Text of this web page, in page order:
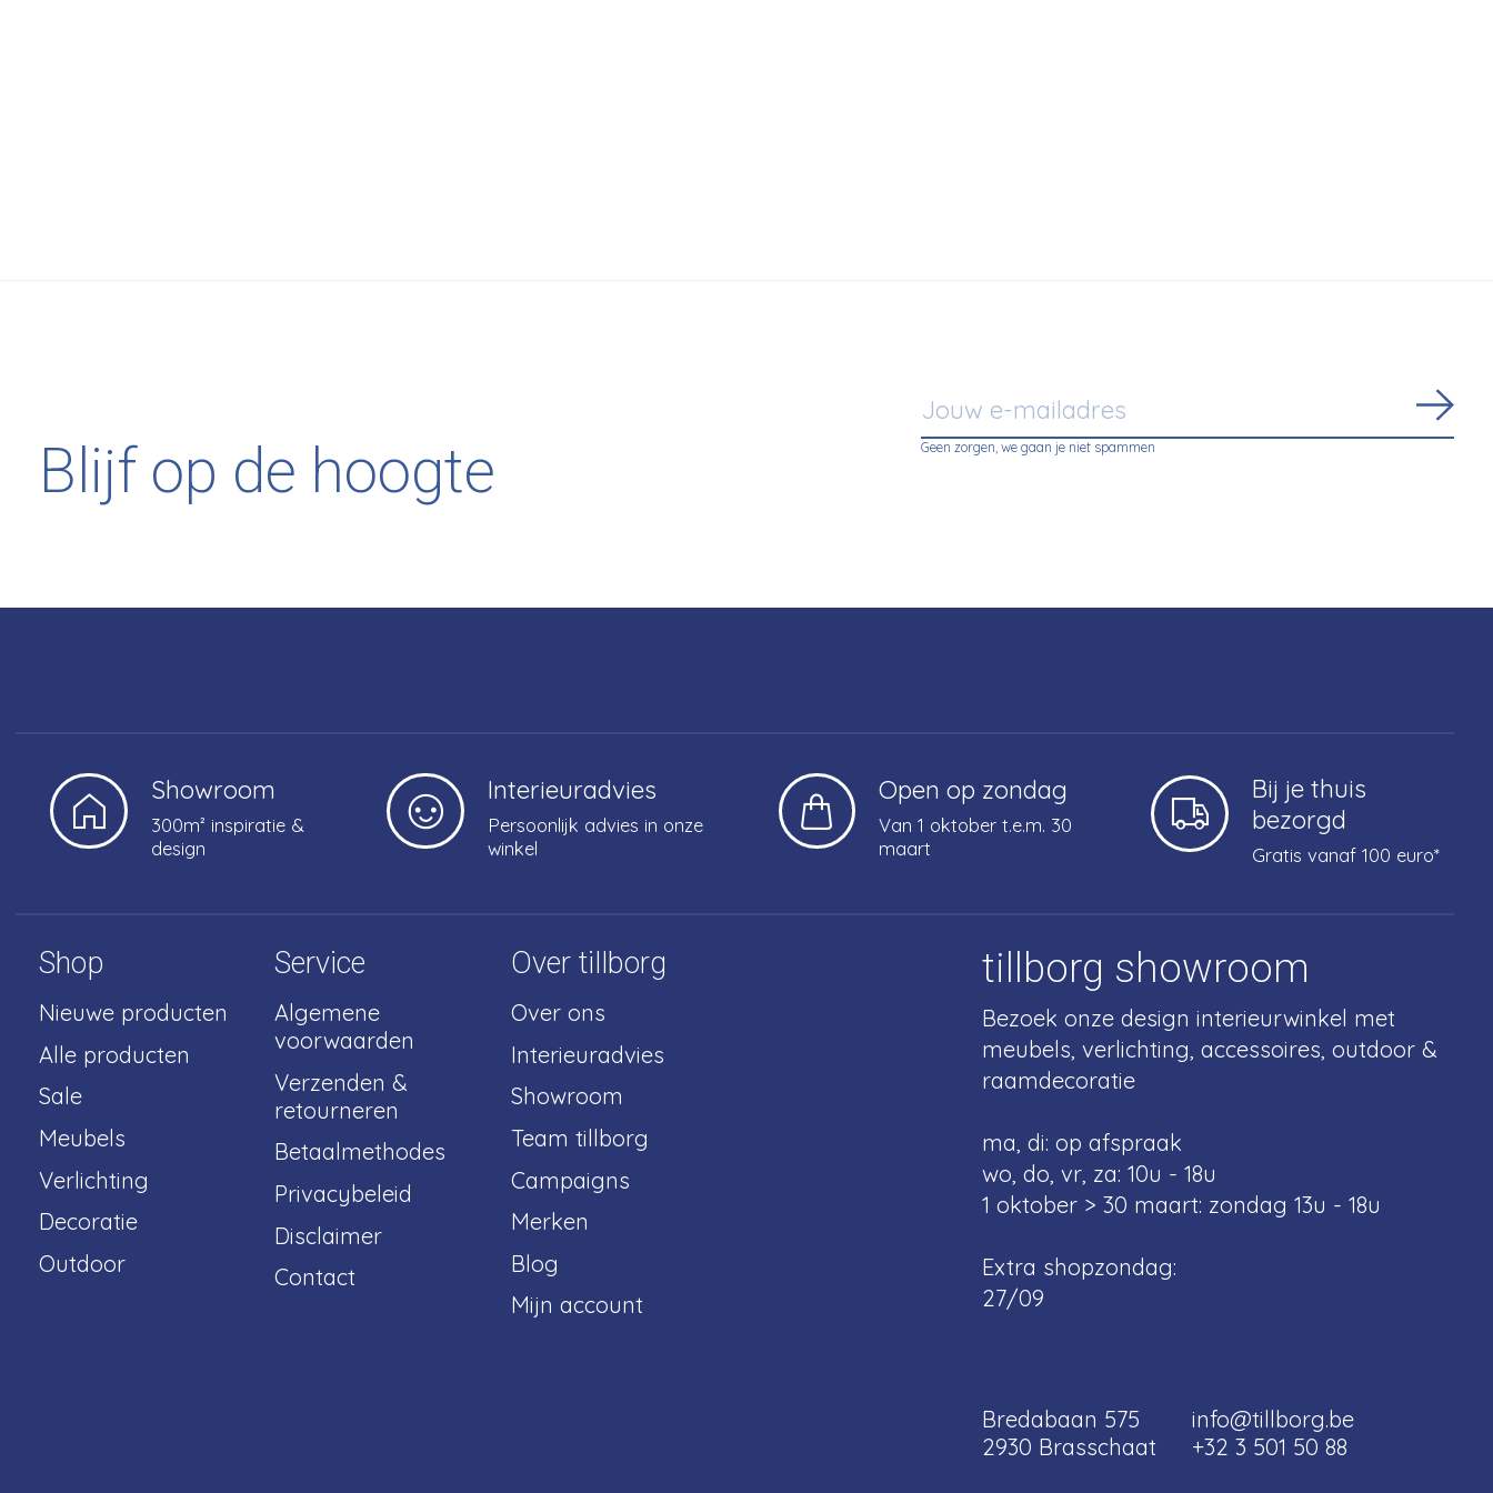
Blijf op de hoogte Geen zorgen, we gaan je niet spammen
Showroom
300m² inspiratie &
design
Interieuradvies
Persoonlijk advies in onze
winkel
Open op zondag
Van 1 oktober t.e.m. 30
maart
Bij je thuis
bezorgd
Gratis vanaf 100 euro*
Shop
Nieuwe producten
Alle producten
Sale
Meubels
Verlichting
Decoratie
Outdoor
Service
Algemene
voorwaarden
Verzenden &
retourneren
Betaalmethodes
Privacybeleid
Disclaimer
Contact
Over tillborg
Over ons
Interieuradvies
Showroom
Team tillborg
Campaigns
Merken
Blog
Mijn account
tillborg showroom
Bezoek onze design interieurwinkel met
meubels, verlichting, accessoires, outdoor &
raamdecoratie
ma, di: op afspraak
wo, do, vr, za: 10u - 18u
1 oktober > 30 maart: zondag 13u - 18u
Extra shopzondag:
27/09
Bredabaan 575
2930 Brasschaat
info@tillborg.be
+32 3 501 50 88